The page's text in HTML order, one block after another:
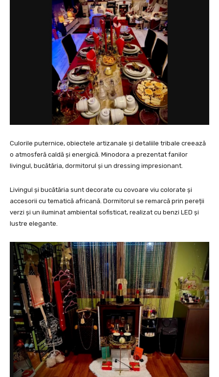
Culorile puternice, obiectele artizanale și detaliile tribale creează
o atmosferă caldă și energică. Minodora a prezentat fanilor
livingul, bucătăria, dormitorul și un dressing impresionant.
Livingul și bucătăria sunt decorate cu covoare viu colorate și
accesorii cu tematică africană. Dormitorul se remarcă prin pereții
verzi și un iluminat ambiental sofisticat, realizat cu benzi LED și
lustre elegante.